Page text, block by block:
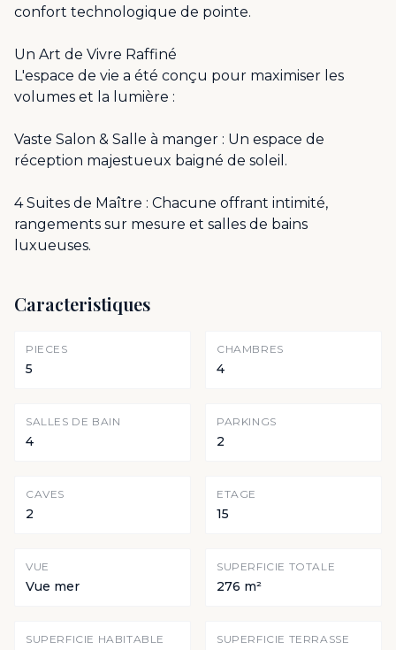
confort technologique de pointe.
Un Art de Vivre Raffiné
L'espace de vie a été conçu pour maximiser les
volumes et la lumière :
Vaste Salon & Salle à manger : Un espace de
réception majestueux baigné de soleil.
4 Suites de Maître : Chacune offrant intimité,
rangements sur mesure et salles de bains
luxueuses.
Caracteristiques
PIECES
5
CHAMBRES
4
SALLES DE BAIN
4
PARKINGS
2
CAVES
2
ETAGE
15
VUE
Vue mer
SUPERFICIE TOTALE
276 m²
SUPERFICIE HABITABLE SUPERFICIE TERRASSE